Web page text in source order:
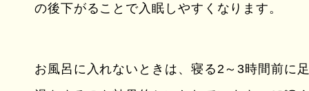
の後下がることで入眠しやすくなります。
お風呂に入れないときは、寝る2～3時間前に